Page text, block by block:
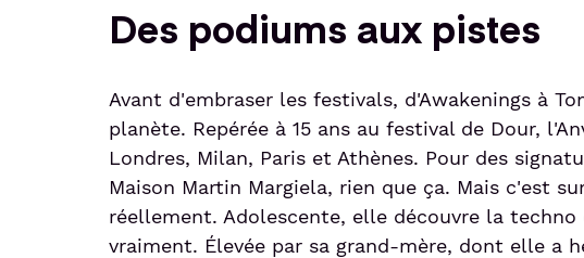
Des podiums aux pistes
Avant d'embraser les festivals, d'Awakenings à
planète. Repérée à 15 ans au festival de Dour,
Londres, Milan, Paris et Athènes. Pour des
Maison Martin Margiela, rien que ça. Mais c'est
réellement. Adolescente, elle découvre la
vraiment. Élevée par sa grand-mère, dont elle a